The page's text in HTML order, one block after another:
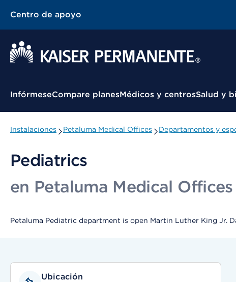
Centro de apoyo
Menú contextual
InfórmeseCompare planesMédicos y centrosSalud y
Instalaciones Petaluma Medical Offices Departamentos y
Pediatrics
en Petaluma Medical Offices
Petaluma Pediatric department is open Martin Luther King Jr.
Ubicación